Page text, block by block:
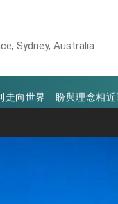
Sydney, Australia
驗為亞太醫療照護發展
向世界 盼與理念相近
家邁出合作第一步